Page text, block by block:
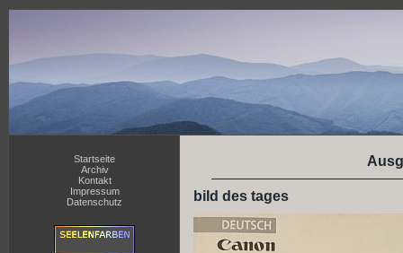
Startseite
Archiv
Kontakt
Impressum
Datenschutz
bild des tages